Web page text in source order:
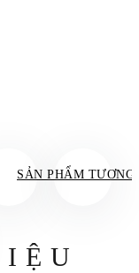
SẢN PHẨM TƯƠNG